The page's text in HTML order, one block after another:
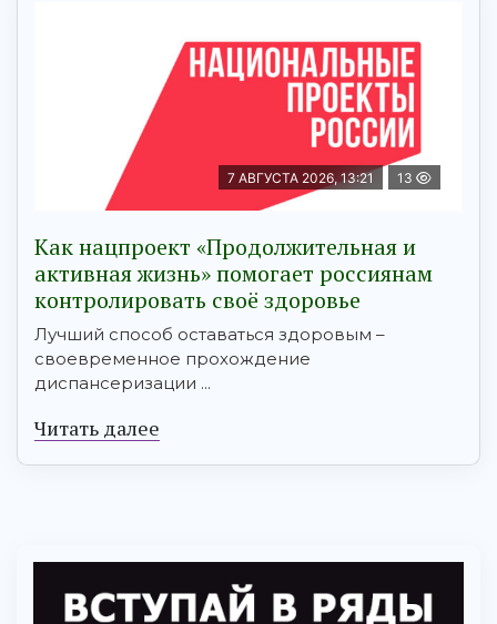
7 АВГУСТА 2026, 13:21 13
Как нацпроект «Продолжительная и
активная жизнь» помогает россиянам
контролировать своё здоровье
Лучший способ оставаться здоровым –
своевременное прохождение
диспансеризации ...
Читать далее